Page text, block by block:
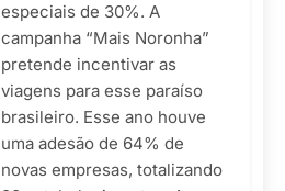
especiais de 30%. A
campanha “Mais Noronha”
pretende incentivar as
viagens para esse paraíso
brasileiro. Esse ano houve
uma adesão de 64% de
novas empresas, totalizando